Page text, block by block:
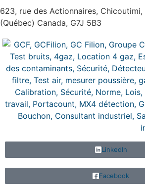
623, rue des Actionnaires, Chicoutimi,
(Québec) Canada, G7J 5B3
LinkedIn
Facebook